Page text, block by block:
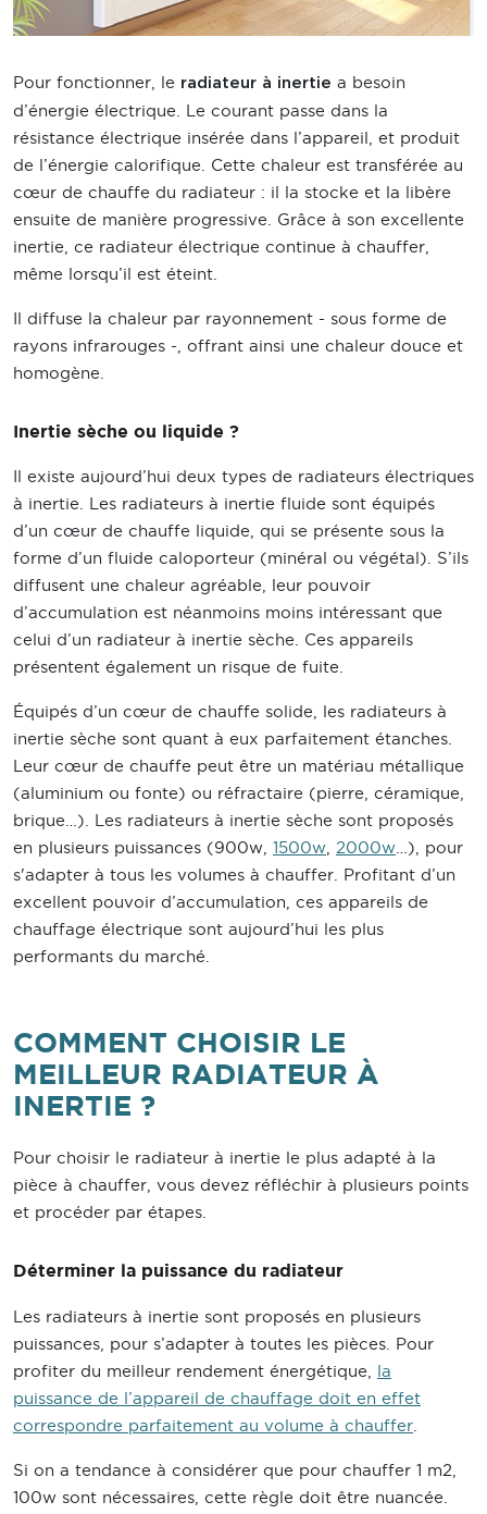
Pour fonctionner, le radiateur à inertie a besoin
d’énergie électrique. Le courant passe dans la
résistance électrique insérée dans l’appareil, et produit
de l’énergie calorifique. Cette chaleur est transférée au
cœur de chauffe du radiateur : il la stocke et la libère
ensuite de manière progressive. Grâce à son excellente
inertie, ce radiateur électrique continue à chauffer,
même lorsqu’il est éteint.
Il diffuse la chaleur par rayonnement - sous forme de
rayons infrarouges -, offrant ainsi une chaleur douce et
homogène.
Inertie sèche ou liquide ?
Il existe aujourd’hui deux types de radiateurs électriques
à inertie. Les radiateurs à inertie fluide sont équipés
d’un cœur de chauffe liquide, qui se présente sous la
forme d’un fluide caloporteur (minéral ou végétal). S’ils
diffusent une chaleur agréable, leur pouvoir
d’accumulation est néanmoins moins intéressant que
celui d’un radiateur à inertie sèche. Ces appareils
présentent également un risque de fuite.
Équipés d’un cœur de chauffe solide, les radiateurs à
inertie sèche sont quant à eux parfaitement étanches.
Leur cœur de chauffe peut être un matériau métallique
(aluminium ou fonte) ou réfractaire (pierre, céramique,
brique…). Les radiateurs à inertie sèche sont proposés
en plusieurs puissances (900w, 1500w, 2000w…), pour
s'adapter à tous les volumes à chauffer. Profitant d’un
excellent pouvoir d’accumulation, ces appareils de
chauffage électrique sont aujourd’hui les plus
performants du marché.
COMMENT CHOISIR LE
MEILLEUR RADIATEUR À
INERTIE ?
Pour choisir le radiateur à inertie le plus adapté à la
pièce à chauffer, vous devez réfléchir à plusieurs points
et procéder par étapes.
Déterminer la puissance du radiateur
Les radiateurs à inertie sont proposés en plusieurs
puissances, pour s’adapter à toutes les pièces. Pour
profiter du meilleur rendement énergétique, la
puissance de l’appareil de chauffage doit en effet
correspondre parfaitement au volume à chauffer
Si on a tendance à considérer que pour chauffer 1 m2,
100w sont nécessaires, cette règle doit être nuancée.